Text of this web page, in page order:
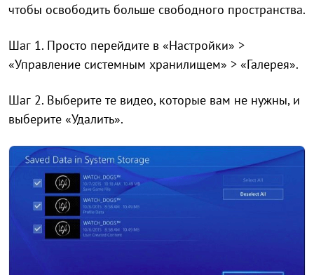
чтобы освободить больше свободного пространства.
Шаг 1. Просто перейдите в «Настройки» >
«Управление системным хранилищем» > «Галерея».
Шаг 2. Выберите те видео, которые вам не нужны, и
выберите «Удалить».